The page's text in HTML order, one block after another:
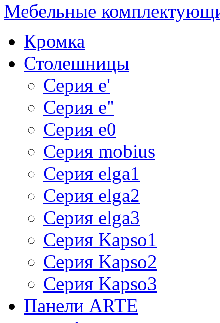
Мебельные
Кромка
Столешницы
Серия e'
Серия e"
Серия e0
Серия mobius
Серия elga1
Серия elga2
Серия elga3
Серия Kapso1
Серия Kapso2
Серия Kapso3
Панели ARTE